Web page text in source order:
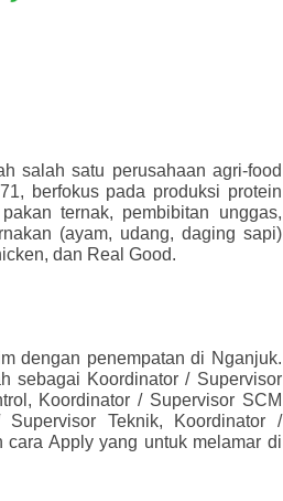
salah satu perusahaan agri-food
berfokus pada produksi protein
ternak, pembibitan unggas,
(ayam, udang, daging sapi)
dan Real Good.
dengan penempatan di Nganjuk.
sebagai Koordinator / Supervisor
Koordinator / Supervisor SCM
Teknik,
Koordinator /
cara Apply yang untuk melamar di